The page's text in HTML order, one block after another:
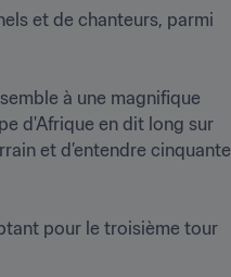
et de chanteurs, parmi
à une magnifique
d'Afrique en dit long sur
et d’entendre cinquante
pour le troisième tour